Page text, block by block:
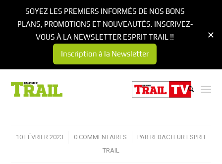
10 FÉVRIER 2023
/ 0 COMMENTAIRES
/ PAR REDACTEUR ESPRIT
TRAIL
SOYEZ LES PREMIERS INFORMÉS DE NOS BONS
PLANS, PROMOTIONS ET NOUVEAUTÉS. INSCRIVEZ-
VOUS À LA NEWSLETTER ESPRIT TRAIL !!
Inscription à la Newsletter